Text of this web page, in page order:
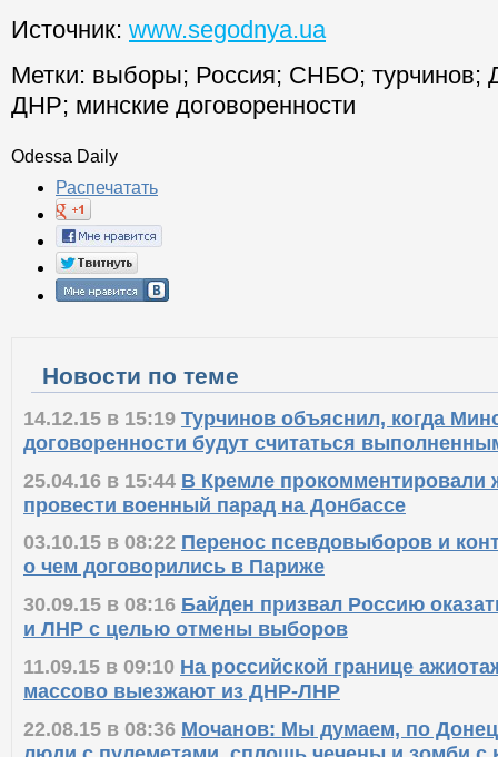
Источник: www.segodnya.ua
Метки: выборы; Россия; СНБО; турчинов;
ДНР; минские договоренности
Odessa Daily
Распечатать
Новости по теме
14.12.15 в 15:19 Турчинов объяснил, когда
договоренности будут считаться
25.04.16 в 15:44 В Кремле прокомментировали
провести военный парад на Донбассе
03.10.15 в 08:22 Перенос псевдовыборов и
о чем договорились в Париже
30.09.15 в 08:16 Байден призвал Россию
и ЛНР с целью отмены выборов
11.09.15 в 09:10 На российской границе
массово выезжают из ДНР-ЛНР
22.08.15 в 08:36 Мочанов: Мы думаем, по